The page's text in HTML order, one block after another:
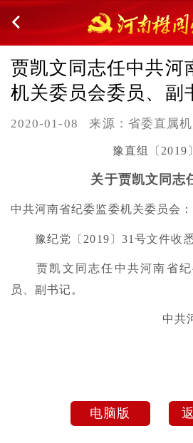
贾凯文同志任中共河
机关委员会委员、副
2020-01-08 来源：省委直属
豫直组〔2019
关于贾凯文同志
中共河南省纪委监委机关委员会：
豫纪党〔2019〕31号文件收悉
贾凯文同志任中共河南省纪
员、副书记。
中共河
电脑版